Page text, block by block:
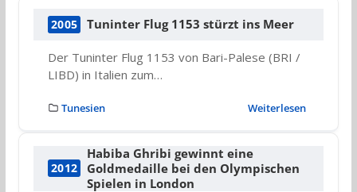
2005 Tuninter Flug 1153 stürzt ins Meer
Der Tuninter Flug 1153 von Bari-Palese (BRI /
LIBD) in Italien zum…
Tunesien Weiterlesen
2012
Habiba Ghribi gewinnt eine
Goldmedaille bei den Olympischen
Spielen in London